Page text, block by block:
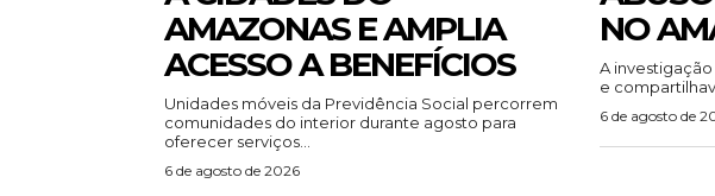
AMAZONAS E AMPLIA
ACESSO A BENEFÍCIOS
Unidades móveis da Previdência Social percorrem
comunidades do interior durante agosto para
oferecer serviços...
6 de agosto de 2026
NO
A
e
6 de agosto de